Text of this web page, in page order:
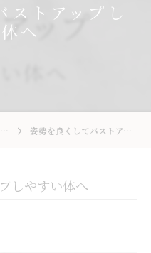
ストアップし
へ
姿勢を良くしてバストアップしやすい体へ
しやすい体へ